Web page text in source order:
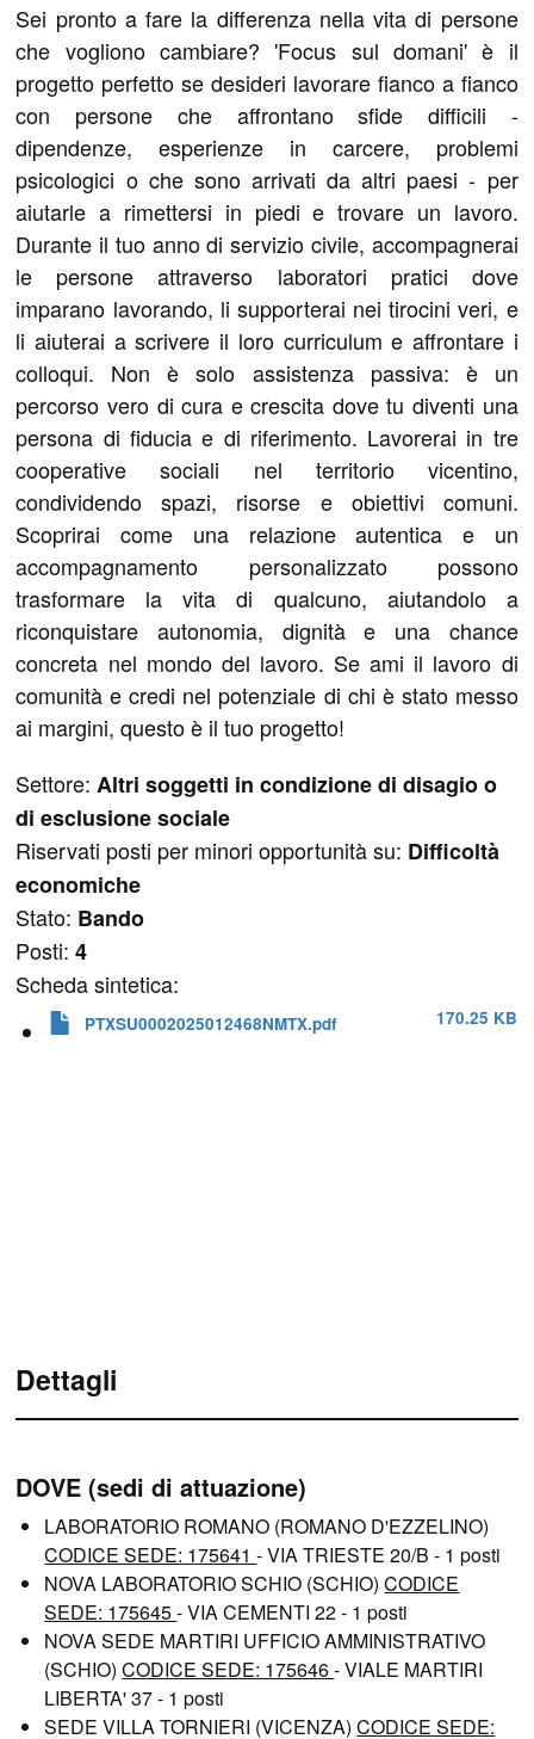
Dettagli
DOVE (sedi di attuazione)
LABORATORIO ROMANO (ROMANO D'EZZELINO)
CODICE SEDE: 175641- VIA TRIESTE 20/B - 1 posti
NOVA LABORATORIO SCHIO (SCHIO)CODICE
SEDE: 175645- VIA CEMENTI 22 - 1 posti
NOVA SEDE MARTIRI UFFICIO AMMINISTRATIVO
(SCHIO)CODICE SEDE: 175646- VIALE MARTIRI
LIBERTA' 37 - 1 posti
SEDE VILLA TORNIERI (VICENZA)CODICE SEDE:
Sei pronto a fare la differenza nella vita di persone
che vogliono cambiare? 'Focus sul domani' è il
progetto perfetto se desideri lavorare fianco a fianco
con persone che affrontano sfide difficili -
dipendenze, esperienze in carcere, problemi
psicologici o che sono arrivati da altri paesi - per
aiutarle a rimettersi in piedi e trovare un lavoro.
Durante il tuo anno di servizio civile, accompagnerai
le persone attraverso laboratori pratici dove
imparano lavorando, li supporterai nei tirocini veri, e
li aiuterai a scrivere il loro curriculum e affrontare i
colloqui. Non è solo assistenza passiva: è un
percorso vero di cura e crescita dove tu diventi una
persona di fiducia e di riferimento. Lavorerai in tre
cooperative sociali nel territorio vicentino,
condividendo spazi, risorse e obiettivi comuni.
Scoprirai come una relazione autentica e un
accompagnamento personalizzato possono
trasformare la vita di qualcuno, aiutandolo a
riconquistare autonomia, dignità e una chance
concreta nel mondo del lavoro. Se ami il lavoro di
comunità e credi nel potenziale di chi è stato messo
ai margini, questo è il tuo progetto!
Settore: Altri soggetti in condizione di disagio o
di esclusione sociale
Riservati posti per minori opportunità su: Difficoltà
economiche
Stato: Bando
Posti:4
Scheda sintetica:
PTXSU0002025012468NMTX.pdf 170.25 KB